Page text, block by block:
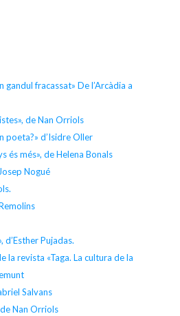
gandul fracassat» De l’Arcàdia a
de Nan Orriols
poeta?» d’Isidre Oller
és més», de Helena Bonals
Nogué
d’Esther Pujadas.
la revista «Taga. La cultura de la
Salvans
de Nan Orriols